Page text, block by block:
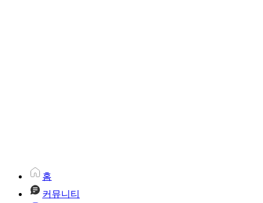
홈
커뮤니티